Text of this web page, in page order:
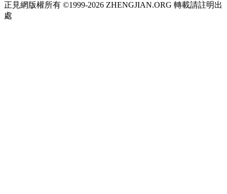
正見網版權所有 ©1999-2026 ZHENGJIAN.ORG 轉載請註明出
處